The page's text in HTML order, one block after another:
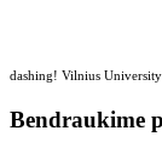
dashing! Vilnius
Bendraukime